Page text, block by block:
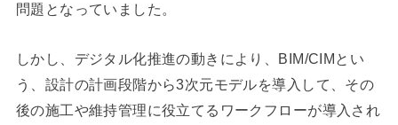
問題となっていました。
しかし、デジタル化推進の動きにより、BIM/CIMとい
う、設計の計画段階から3次元モデルを導入して、その
後の施工や維持管理に役立てるワークフローが導入され